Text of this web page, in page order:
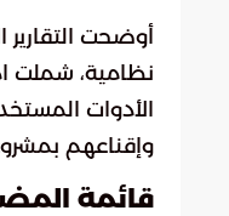
أوضحت
نظامية، شملت
الأدوات
وإقناعهم
قائمة